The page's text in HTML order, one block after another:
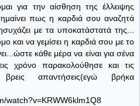
για την αίσθηση της έλλειψης
πως η καρδιά σου αναζητά
με τα υποκατάστατά της...
και να γεμίσει η καρδιά σου με το
κάθε μέρα να είναι για σένα
χρόνο παρακολούθησε και τις
απαντήσεις(εγώ βρήκα
watch?v=KRWW6klm1Q8